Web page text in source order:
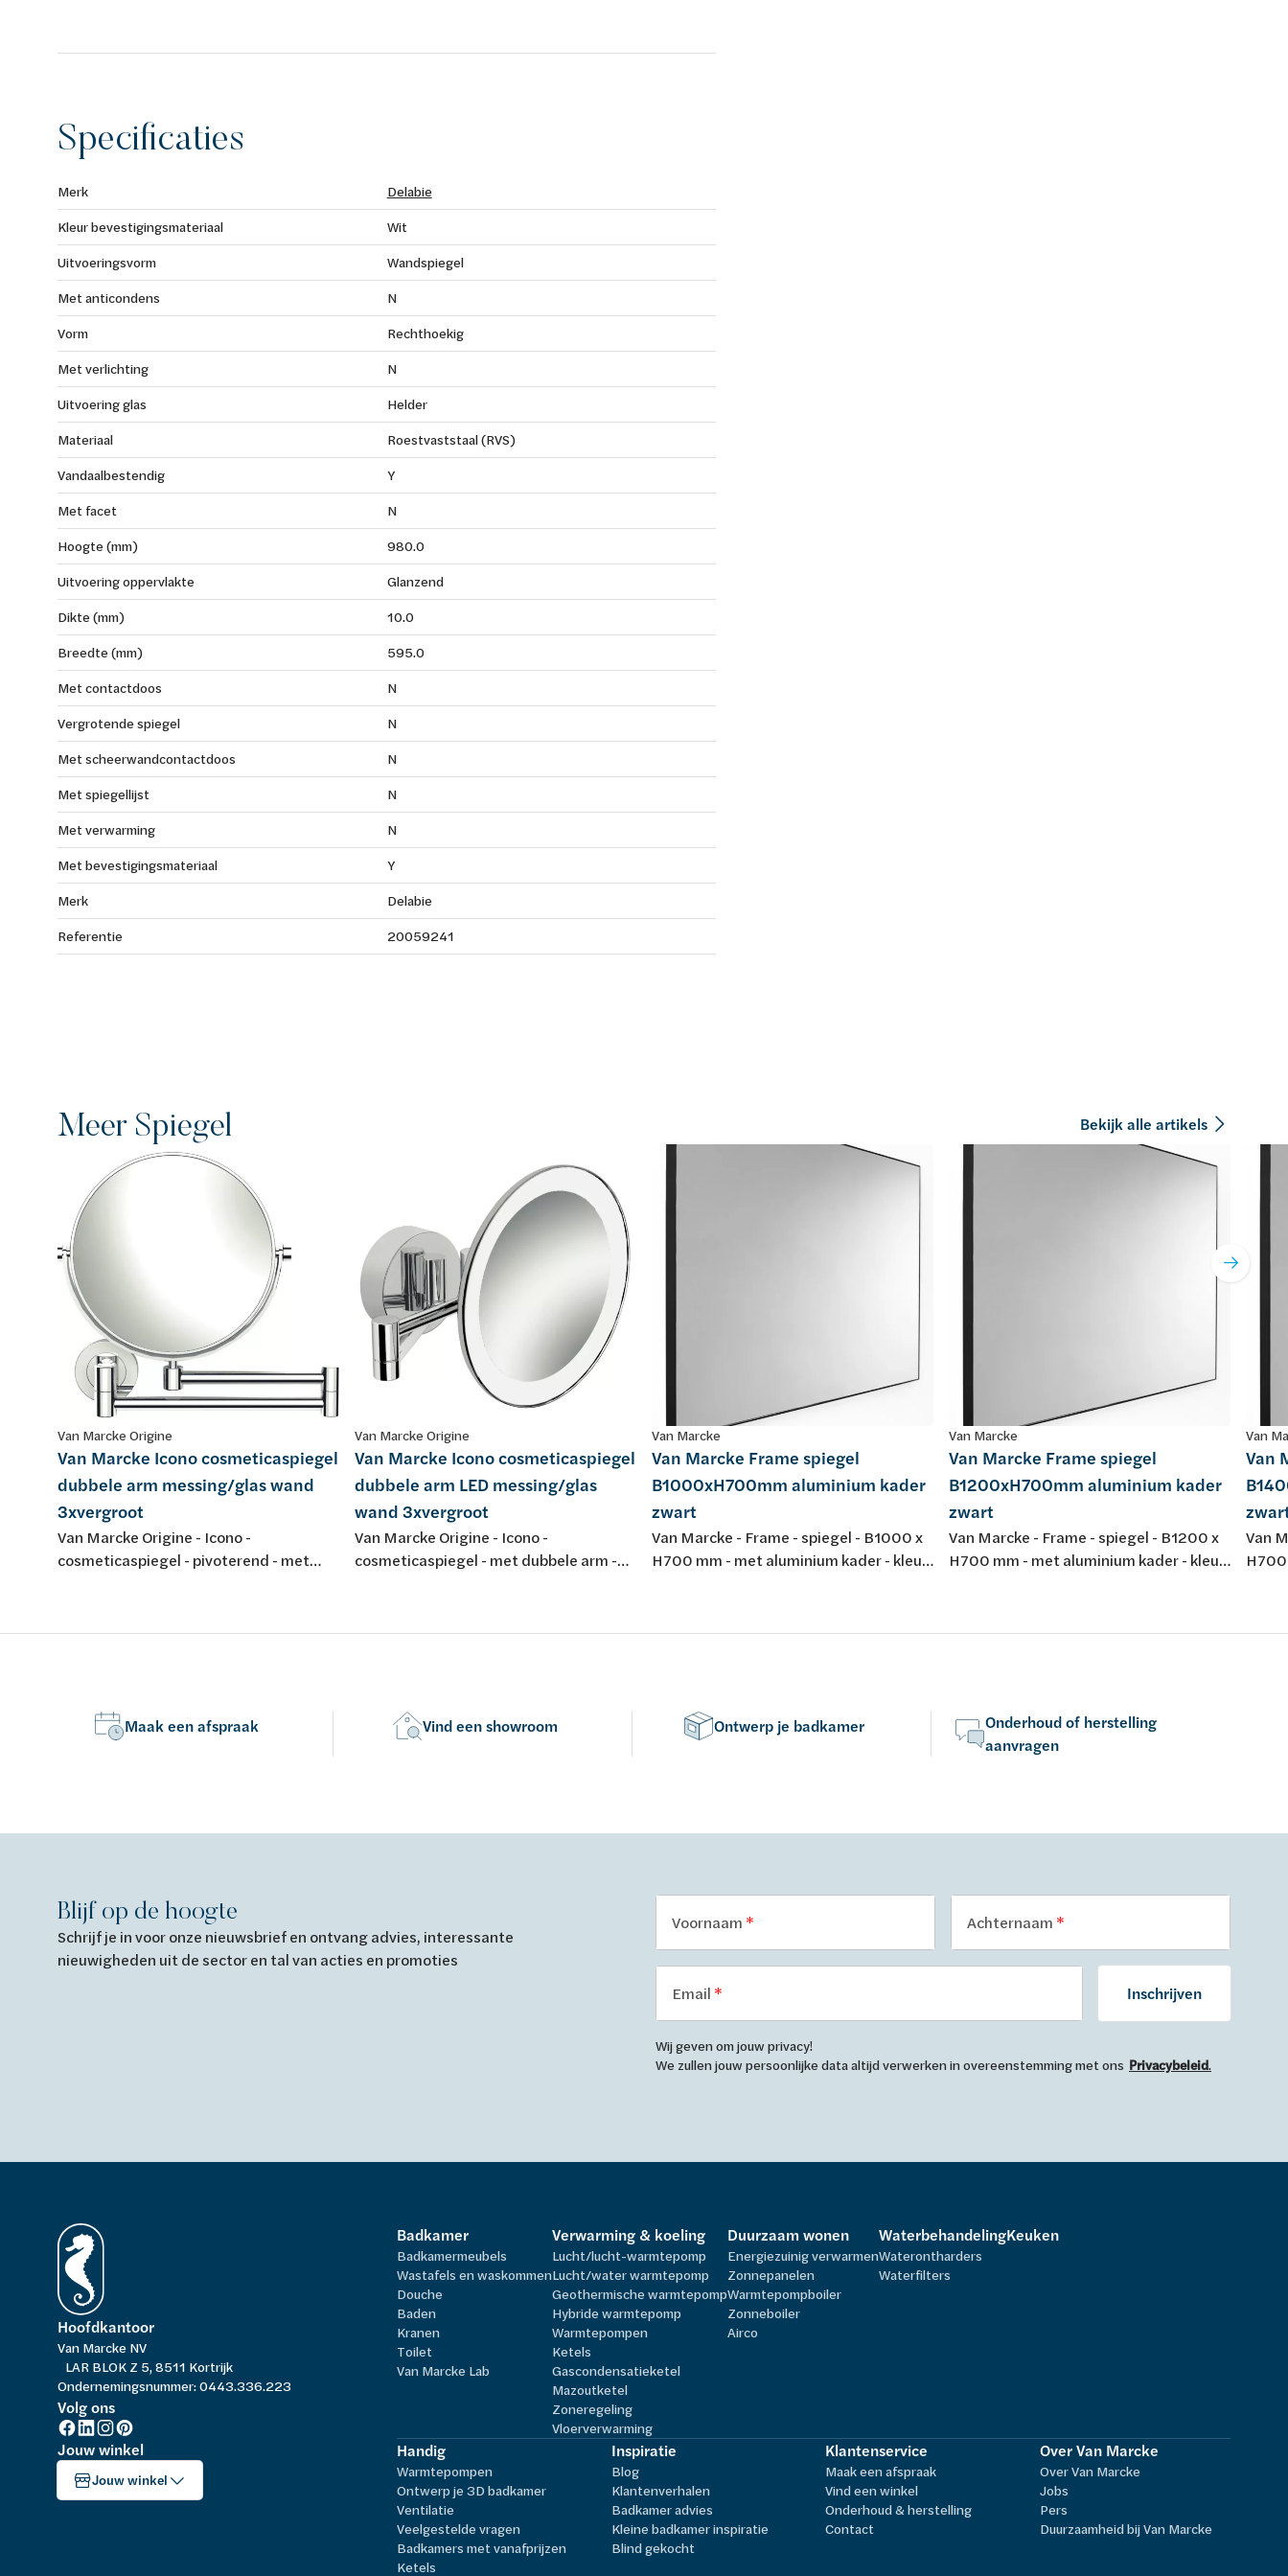
Specificaties
Merk
Delabie
Kleur bevestigingsmateriaal
Wit
Uitvoeringsvorm
Wandspiegel
Met anticondens
N
Vorm
Rechthoekig
Met verlichting
N
Uitvoering glas
Helder
Materiaal
Roestvaststaal (RVS)
Vandaalbestendig
Y
Met facet
N
Hoogte (mm)
980.0
Uitvoering oppervlakte
Glanzend
Dikte (mm)
10.0
Breedte (mm)
595.0
Met contactdoos
N
Vergrotende spiegel
N
Met scheerwandcontactdoos
N
Met spiegellijst
N
Met verwarming
N
Met bevestigingsmateriaal
Y
Merk
Delabie
Referentie
20059241
Meer Spiegel Bekijk alle artikels
Van Marcke Origine
Van Marcke Icono cosmeticaspiegel
dubbele arm messing/glas wand
3xvergroot
Van Marcke Origine - Icono -
cosmeticaspiegel - pivoterend - met
Van Marcke Origine
Van Marcke Icono cosmeticaspiegel
dubbele arm LED messing/glas
wand 3xvergroot
Van Marcke Origine - Icono -
cosmeticaspiegel - met dubbele arm -
Van Marcke
Van Marcke Frame spiegel
B1000xH700mm aluminium kader
zwart
Van Marcke - Frame - spiegel - B1000 x
H700 mm - met aluminium kader - kleur:
Van Marcke
Van Marcke Frame spiegel
B1200xH700mm aluminium kader
zwart
Van Marcke - Frame - spiegel - B1200 x
H700 mm - met aluminium kader - kleur:
Van
Van
Van
Maak een afspraak Vind een showroom Ontwerp je badkamer
Onderhoud of herstelling
aanvragen
Blijf op de hoogte
Schrijf je in voor onze nieuwsbrief en ontvang advies, interessante
nieuwigheden uit de sector en tal van acties en promoties
Voornaam Achternaam
Email Inschrijven
Wij geven om jouw privacy!
We zullen jouw persoonlijke data altijd verwerken in overeenstemming met ons Privacybeleid.
Hoofdkantoor
Van Marcke NV
LAR BLOK Z 5, 8511 Kortrijk
Ondernemingsnummer: 0443.336.223
Volg ons
Jouw winkel
Jouw winkel
Badkamer
Badkamermeubels
Wastafels en waskommen
Douche
Baden
Kranen
Toilet
Van Marcke Lab
Verwarming & koeling
Lucht/lucht-warmtepomp
Lucht/water warmtepomp
Geothermische warmtepomp
Hybride warmtepomp
Warmtepompen
Ketels
Gascondensatieketel
Mazoutketel
Zoneregeling
Vloerverwarming
Duurzaam wonen
Energiezuinig verwarmen
Zonnepanelen
Warmtepompboiler
Zonneboiler
Airco
Waterbehandeling
Waterontharders
Waterfilters
Keuken
Handig
Warmtepompen
Ontwerp je 3D badkamer
Ventilatie
Veelgestelde vragen
Badkamers met vanafprijzen
Ketels
Inspiratie
Blog
Klantenverhalen
Badkamer advies
Kleine badkamer inspiratie
Blind gekocht
Klantenservice
Maak een afspraak
Vind een winkel
Onderhoud & herstelling
Contact
Over Van Marcke
Over Van Marcke
Jobs
Pers
Duurzaamheid bij Van Marcke